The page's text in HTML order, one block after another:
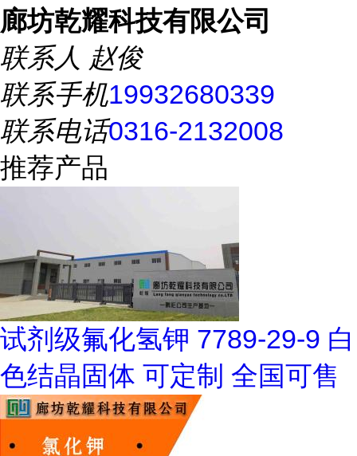
廊坊乾耀科技有限公司
联系人 赵俊
联系手机19932680339
联系电话0316-2132008
推荐产品
试剂级氟化氢钾 7789-29-9 白
色结晶固体 可定制 全国可售